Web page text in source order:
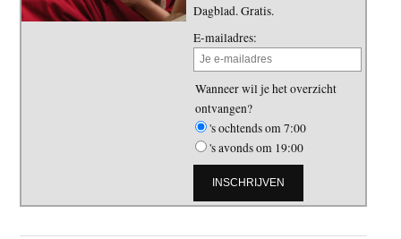
Dagblad. Gratis.
E-mailadres:
Wanneer wil je het overzicht
ontvangen?
's ochtends om 7:00
's avonds om 19:00